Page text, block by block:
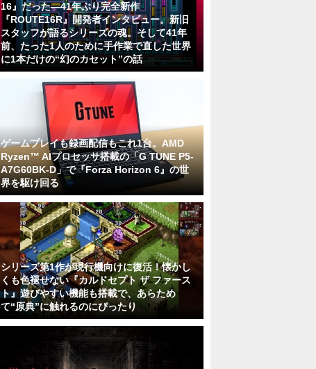
16』だった―41年ぶり完全新作
『ROUTE16R』開発者インタビュー。新旧
スタッフが語るシリーズの魂。そして41年
前、たった1人のために手作業で直した世界
に1本だけの“幻のカセット”の話
ゲームプレイも録画配信もこれ1台。AMD
Ryzen™ AIプロセッサ搭載の「G TUNE P5-
A7G60BK-D」で『Forza Horizon 6』の世
界を駆け回る
シリーズ第1作が現行機向けに復活！懐かし
くも色褪せない『カルドセプト ザ ファース
ト』遊びやすい機能も搭載で、あらため
て“原典”に触れるのにぴったり